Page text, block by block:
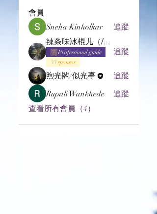
會員
Sneha Kinholkar
追蹤
辣条味冰棍儿（lof别玩了要氪金的）
Professional guide
sponsor
追蹤
煦光閣/似光亭
追蹤
Rupali Wankhede
追蹤
查看所有會員（4）